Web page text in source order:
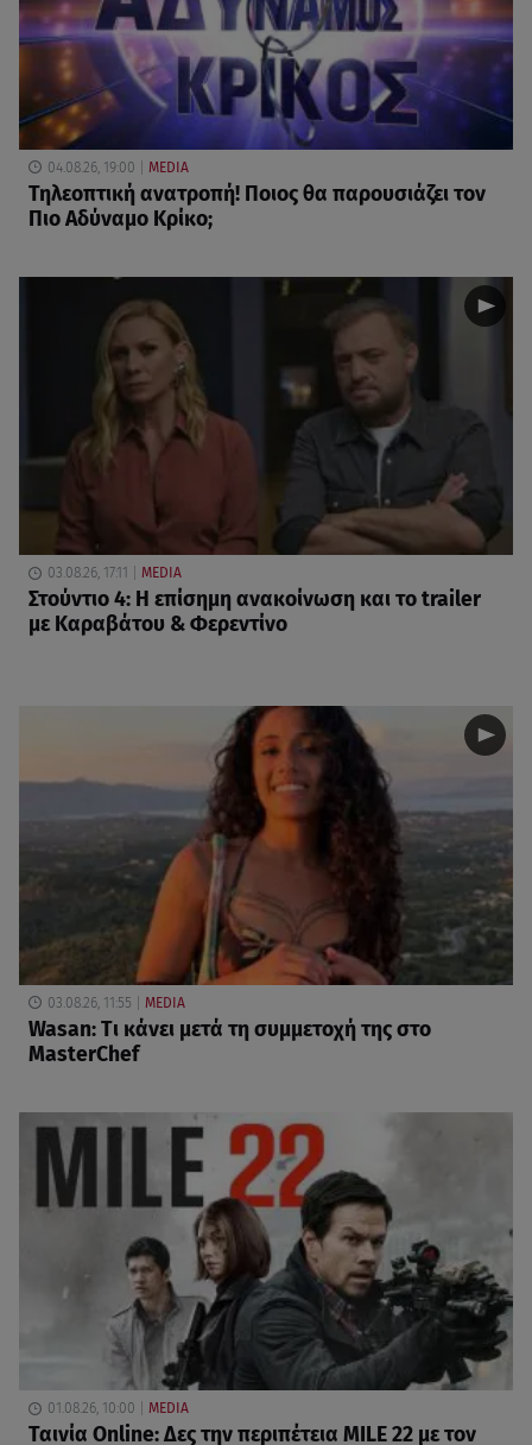
04.08.26, 19:00 MEDIA
Τηλεοπτική ανατροπή! Ποιος θα παρουσιάζει τον
Πιο Αδύναμο Κρίκο;
03.08.26, 17:11 MEDIA
Στούντιο 4: Η επίσημη ανακοίνωση και το trailer
με Καραβάτου & Φερεντίνο
03.08.26, 11:55 MEDIA
Wasan: Tι κάνει μετά τη συμμετοχή της στο
MasterChef
01.08.26, 10:00 MEDIA
Ταινία Online: Δες την περιπέτεια MILE 22 με τον